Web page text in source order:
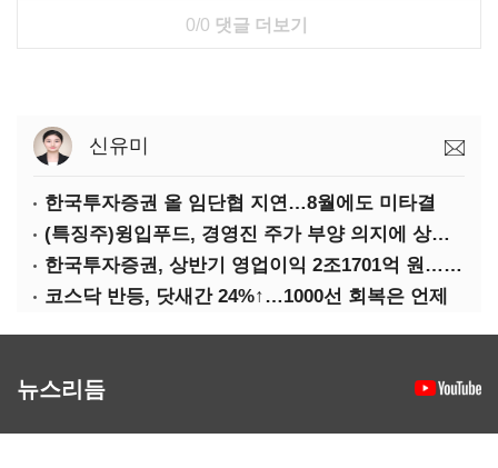
0/0 댓글 더보기
신유미
한국투자증권 올 임단협 지연…8월에도 미타결
(특징주)윙입푸드, 경영진 주가 부양 의지에 상한가
한국투자증권, 상반기 영업이익 2조1701억 원… 전년비 89.1%↑
코스닥 반등, 닷새간 24%↑…1000선 회복은 언제
뉴스리듬